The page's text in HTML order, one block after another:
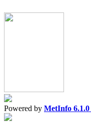
Powered by MetInfo 6.1.0